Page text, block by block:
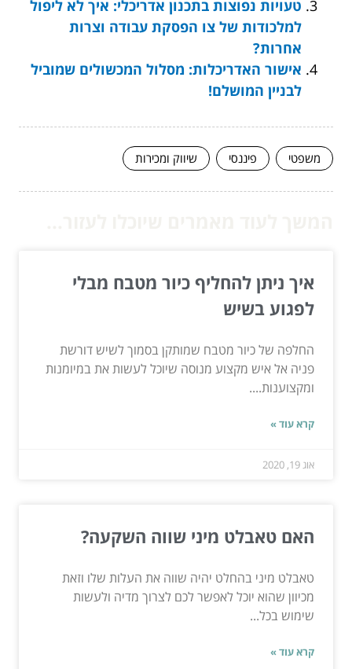
טעויות נפוצות בתכנון אדריכלי: איך לא ליפול
למלכודות של צו הפסקת עבודה וצרות
אחרות?
אישור האדריכלות: מסלול המכשולים שמוביל
לבניין המושלם!
משפטי פיננסי שיווק ומכירות
איך ניתן להחליף כיור מטבח מבלי
לפגוע בשיש
החלפה של כיור מטבח שמותקן בסמוך לשיש דורשת
פניה אל איש מקצוע מנוסה שיוכל לעשות את במיומנות
ומקצוענות....
קרא עוד »
אוג 19, 2020
האם טאבלט מיני שווה השקעה?
טאבלט מיני בהחלט יהיה שווה את העלות שלו וזאת
מכיוון שהוא יוכל לאפשר לכם לצרוך מדיה ולעשות
שימוש בכל...
קרא עוד »